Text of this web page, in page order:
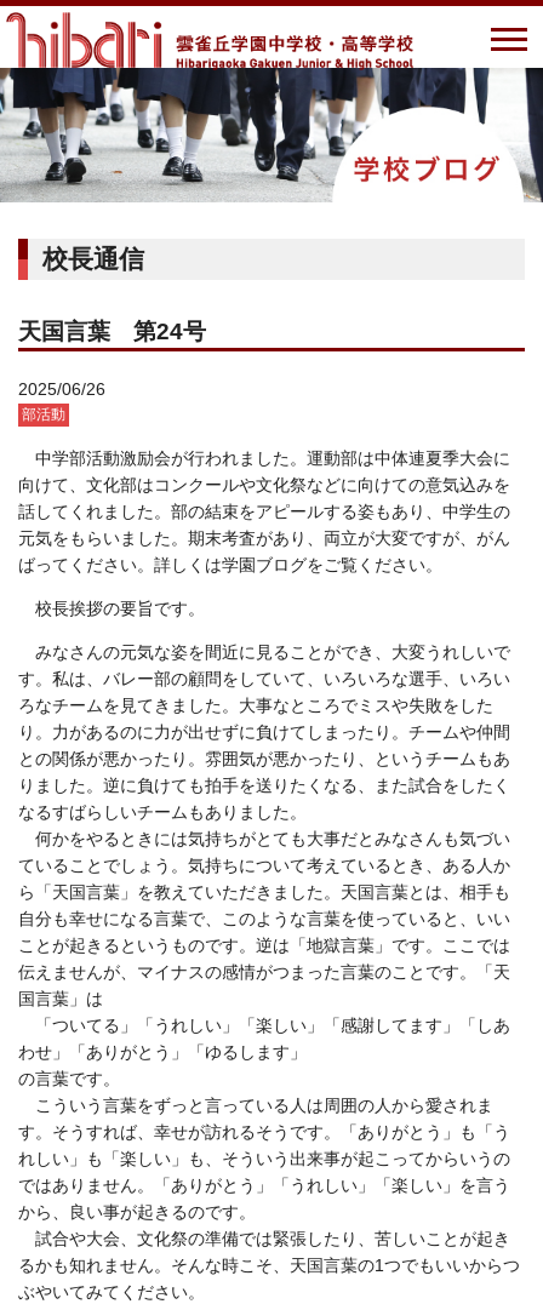
校長通信
天国言葉 第24号
2025/06/26
部活動
中学部活動激励会が行われました。運動部は中体連夏季大会に
向けて、文化部はコンクールや文化祭などに向けての意気込みを
話してくれました。部の結束をアピールする姿もあり、中学生の
元気をもらいました。期末考査があり、両立が大変ですが、がん
ばってください。詳しくは学園ブログをご覧ください。
校長挨拶の要旨です。
みなさんの元気な姿を間近に見ることができ、大変うれしいで
す。私は、バレー部の顧問をしていて、いろいろな選手、いろい
ろなチームを見てきました。大事なところでミスや失敗をした
り。力があるのに力が出せずに負けてしまったり。チームや仲間
との関係が悪かったり。雰囲気が悪かったり、というチームもあ
りました。逆に負けても拍手を送りたくなる、また試合をしたく
なるすばらしいチームもありました。
何かをやるときには気持ちがとても大事だとみなさんも気づい
ていることでしょう。気持ちについて考えているとき、ある人か
ら「天国言葉」を教えていただきました。天国言葉とは、相手も
自分も幸せになる言葉で、このような言葉を使っていると、いい
ことが起きるというものです。逆は「地獄言葉」です。ここでは
伝えませんが、マイナスの感情がつまった言葉のことです。「天
国言葉」は
「ついてる」「うれしい」「楽しい」「感謝してます」「しあ
わせ」「ありがとう」「ゆるします」
の言葉です。
こういう言葉をずっと言っている人は周囲の人から愛されま
す。そうすれば、幸せが訪れるそうです。「ありがとう」も「う
れしい」も「楽しい」も、そういう出来事が起こってからいうの
ではありません。「ありがとう」「うれしい」「楽しい」を言う
から、良い事が起きるのです。
試合や大会、文化祭の準備では緊張したり、苦しいことが起き
るかも知れません。そんな時こそ、天国言葉の1つでもいいからつ
ぶやいてみてください。